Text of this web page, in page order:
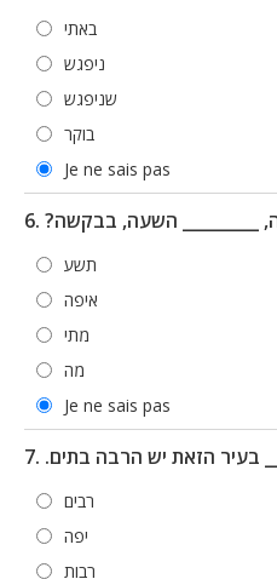
באתי
ניפגש
שניפגש
בוקר
Je ne sais pas
_________ השעה, בבקשה
תשע
איפה
מתי
מה
Je ne sais pas
רבים
יפה
רבות